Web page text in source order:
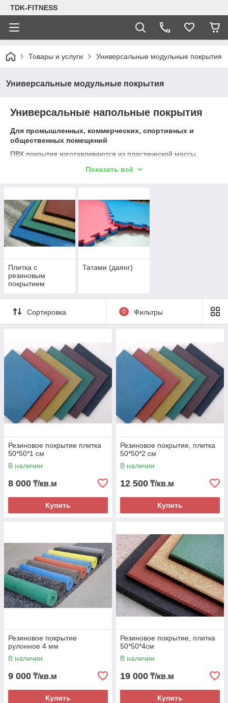
TDK-FITNESS
Товары и услуги Универсальные модульные покрытия
Универсальные модульные покрытия
Универсальные напольные покрытия
Для промышленных, коммерческих, спортивных и
общественных помещений
ПВХ покрытия изготавливаются из пластической массы,
стоимостью коммерческого линолеума;
Легкость транспортировки. Плитка упакована в
ящики. Транспортировать её и поднимать на этажи
значительно проще, чем большие рулоны линолеума;
Ремонтопригодность. Модульная структура пола
дает возможность замены отдельных поврежденных
плиток без замены напольного покрытия целиком;
Легкость ухода. Напольная плитка ПВХ не
притягивает пыль и моется любыми растворителями;
Показать всё
Плитка с
резиновым
покрытием
Татами (даянг)
Сортировка 0 Фильтры
Резиновое покрытие плитка
50*50*1 см
В наличии
8 000 ₸/кв.м
Купить
Резиновое покрытие, плитка
50*50*2 см
В наличии
12 500 ₸/кв.м
Купить
Резиновое покрытие
рулонное 4 мм
В наличии
9 000 ₸/кв.м
Купить
Резиновое покрытие, плитка
50*50*4см
В наличии
19 000 ₸/кв.м
Купить